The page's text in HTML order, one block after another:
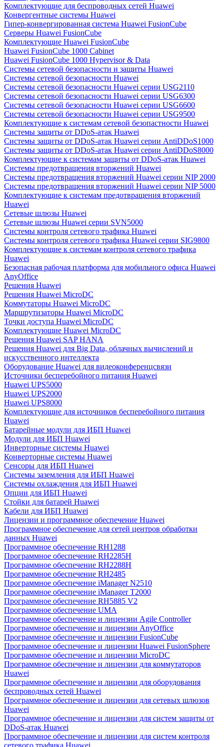
Комплектующие для беспроводных сетей Huawei
Конвергентные системы Huawei
Гипер-конвергированная система Huawei FusionCube
Серверы Huawei FusionCube
Комплектующие Huawei FusionCube
Huawei FusionCube 1000 Cabinet
Huawei FusionCube 1000 Hypervisor & Data
Системы сетевой безопасности и защиты Huawei
Системы сетевой безопасности Huawei
Системы сетевой безопасности Huawei серии USG2110
Системы сетевой безопасности Huawei серии USG6300
Системы сетевой безопасности Huawei серии USG6600
Системы сетевой безопасности Huawei серии USG9500
Комплектующие к системам сетевой безопастности Huawei
Системы защиты от DDoS-атак Huawei
Системы защиты от DDoS-атак Huawei серии AntiDDoS1000
Системы защиты от DDoS-атак Huawei серии AntiDDoS8000
Комплектующие к системам защиты от DDoS-атак Huawei
Системы предотвращения вторжений Huawei
Системы предотвращения вторжений Huawei серии NIP 2000
Системы предотвращения вторжений Huawei серии NIP 5000
Комплектующие к системам предотвращения вторжений
Huawei
Сетевые шлюзы Huawei
Сетевые шлюзы Huawei серии SVN5000
Системы контроля сетевого трафика Huawei
Системы контроля сетевого трафика Huawei серии SIG9800
Комплектующие к системам контроля сетевого трафика
Huawei
Безопасная рабочая платформа для мобильного офиса Huawei
AnyOffice
Решения Huawei
Решения Huawei MicroDC
Коммутаторы Huawei MicroDC
Маршрутизаторы Huawei MicroDC
Точки доступа Huawei MicroDC
Комплектующие Huawei MicroDC
Решения Huawei SAP HANA
Решения Huawei для Big Data, облачных вычислений и
искусственного интеллекта
Оборудование Huawei для видеоконференцсвязи
Источники бесперебойного питания Huawei
Huawei UPS5000
Huawei UPS2000
Huawei UPS8000
Комплектующие для источников бесперебойного питания
Huawei
Батарейные модули для ИБП Huawei
Модули для ИБП Huawei
Инверторные системы Huawei
Конверторные системы Huawei
Сенсоры для ИБП Huawei
Системы заземления для ИБП Huawei
Системы охлаждения для ИБП Huawei
Опции для ИБП Huawei
Стойки для батарей Huawei
Кабели для ИБП Huawei
Лицензии и программное обеспечение Huawei
Программное обеспечение для сетей центров обработки
данных Huawei
Программное обеспечение RH1288
Программное обеспечение RH2285H
Программное обеспечение RH2288H
Программное обеспечение RH2485
Программное обеспечение iManager N2510
Программное обеспечение iManager T2000
Программное обеспечение RH5885 V2
Программное обеспечение UMA
Программное обеспечение и лицензии Agile Controller
Программное обеспечение и лицензии AnyOffice
Программное обеспечение и лицензии FusionCube
Программное обеспечение и лицензии Huawei FusionSphere
Программное обеспечение и лицензии MicroDC
Программное обеспечение и лицензии для коммутаторов
Huawei
Программное обеспечение и лицензии для оборудования
беспроводных сетей Huawei
Программное обеспечение и лицензии для сетевых шлюзов
Huawei
Программное обеспечение и лицензии для систем защиты от
DDoS-атак Huawei
Программное обеспечение и лицензии для систем контроля
сетевого трафика Huawei